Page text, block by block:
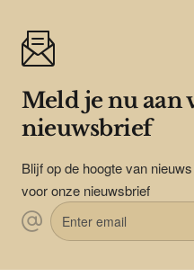
Meld je nu aan
nieuwsbrief
Blijf op de hoogte van
voor onze nieuwsbrief
Enter
email